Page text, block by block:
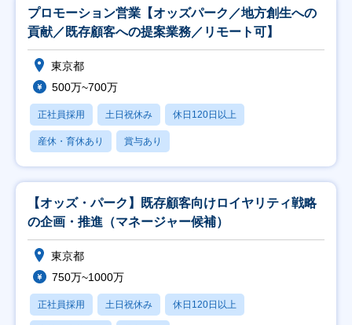
プロモーション営業【オッズパーク／地方創生への
貢献／既存顧客への提案業務／リモート可】
東京都
500万~700万
正社員採用 土日祝休み 休日120日以上
産休・育休あり 賞与あり
【オッズ・パーク】既存顧客向けロイヤリティ戦略
の企画・推進（マネージャー候補）
東京都
750万~1000万
正社員採用 土日祝休み 休日120日以上